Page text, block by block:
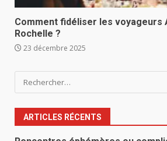
Comment fidéliser les voyageurs
Rochelle ?
23 décembre 2025
Rechercher :
ARTICLES RÉCENTS